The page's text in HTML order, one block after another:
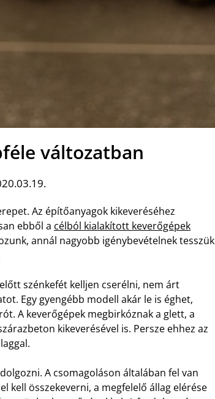
változatban
Az építőanyagok kikeveréséhez
ebből a célból kialakított keverőgépek
annál nagyobb igénybevételnek tesszük
szénkefét kelljen cserélni, nem árt
Egy gyengébb modell akár le is éghet,
A keverőgépek megbirkóznak a glett, a
kikeverésével is. Persze ehhez az
A csomagoláson általában fel van
kell összekeverni, a megfelelő állag elérése